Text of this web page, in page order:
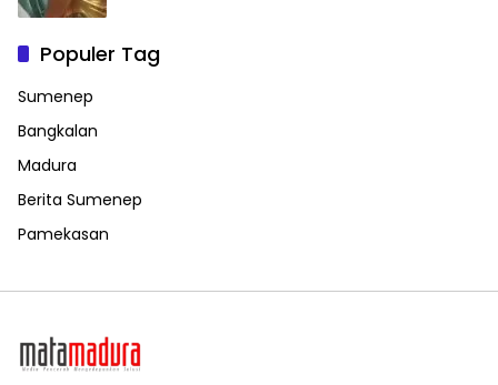
Populer Tag
Sumenep
Bangkalan
Madura
Berita Sumenep
Pamekasan